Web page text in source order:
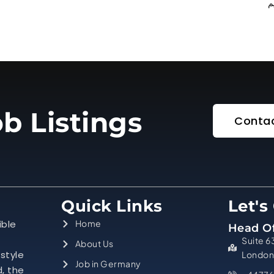
Listings
the
Quick Links
Home
About Us
Job in Germany
Let's
Head
Suite